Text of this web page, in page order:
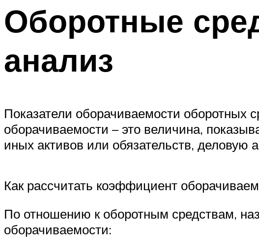
Оборотные
анализ
Показатели оборачиваемости оборотных
оборачиваемости – это величина,
иных активов или обязательств, деловую
Как рассчитать коэффициент
По отношению к оборотным средствам,
оборачиваемости: